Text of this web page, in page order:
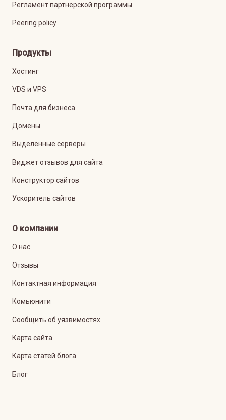
Регламент партнерской программы
Peering policy
Продукты
Хостинг
VDS и VPS
Почта для бизнеса
Домены
Выделенные серверы
Виджет отзывов для сайта
Конструктор сайтов
Ускоритель сайтов
О компании
О нас
Отзывы
Контактная информация
Комьюнити
Сообщить об уязвимостях
Карта сайта
Карта статей блога
Блог